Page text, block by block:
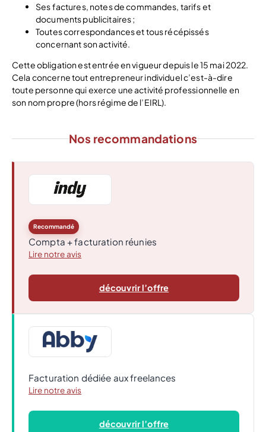
Ses factures, notes de commandes, tarifs et
documents publicitaires ;
Toutes correspondances et tous récépissés
concernant son activité.
Cette obligation est entrée en vigueur depuis le 15 mai 2022.
Cela concerne tout entrepreneur individuel c’est-à-dire
toute personne qui exerce une activité professionnelle en
son nom propre (hors régime de l’EIRL).
Nos recommandations
Recommandé
Compta + facturation réunies
Lire notre avis
découvrir l’offre
Facturation dédiée aux freelances
Lire notre avis
découvrir l’offre